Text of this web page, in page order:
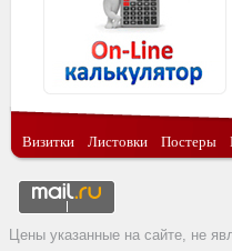
Визитки Листовки Постеры
Цены указанные на сайте, не